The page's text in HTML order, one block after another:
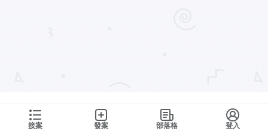
接案 發案 部落格 登入